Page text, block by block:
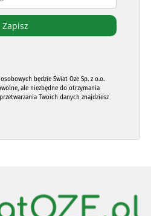
będzie Świat Oze Sp. z o.o.
ale niezbędne do otrzymania
Twoich danych znajdziesz